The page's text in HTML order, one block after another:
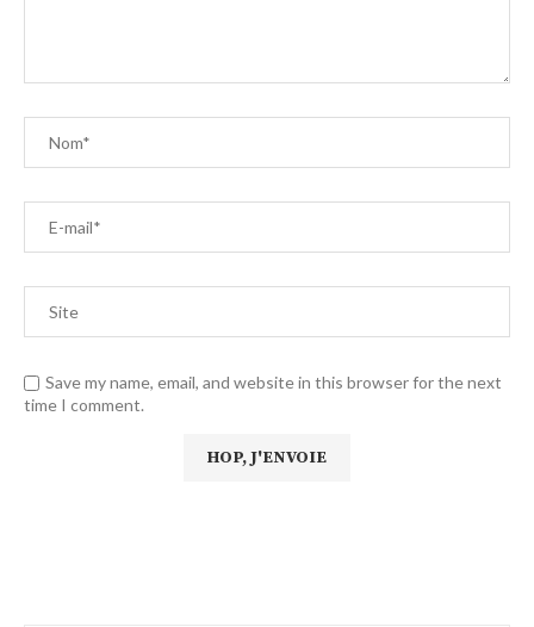
Save my name, email, and website in this browser for the next
time I comment.